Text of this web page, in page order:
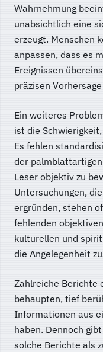
Wahrnehmung
unabsichtlich eine
erzeugt. Menschen
anpassen, dass es
Ereignissen
präzisen
Ein weiteres
ist die
Es fehlen
der
Leser objektiv zu
Untersuchungen,
ergründen, stehen
fehlenden
kulturellen und
die Angelegenheit
Zahlreiche Berichte
behaupten, tief
Informationen aus
haben. Dennoch
solche Berichte als